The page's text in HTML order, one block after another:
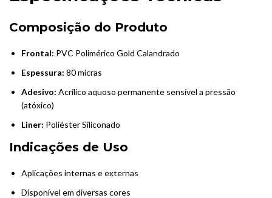
Composição do Produto
Frontal: PVC Polimérico Gold Calandrado
Espessura: 80 micras
Adesivo: Acrílico aquoso permanente sensível a pressão
(atóxico)
Liner: Poliéster Siliconado
Indicações de Uso
Aplicações internas e externas
Disponível em diversas cores